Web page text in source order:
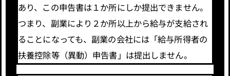
あり、この申告書は１か所にしか提出できません。
つまり、副業により２か所以上から給与が支給され
ることになっても、副業の会社には「給与所得者の
扶養控除等（異動）申告書」は提出しません。